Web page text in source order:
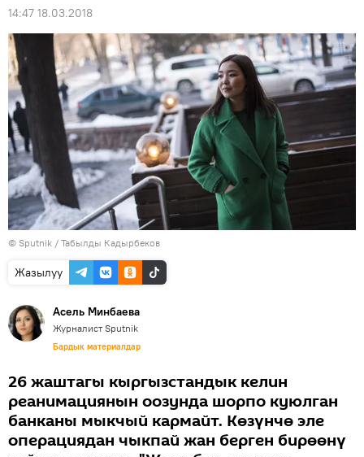
14:47 18.03.2018
© Sputnik / Табылды Кадырбеков
Жазылуу
Асель Минбаева
Журналист Sputnik
Бардык материалдар
26 жаштагы кыргызстандык келин
реанимациянын оозунда шорпо куюлган
банканы мыкчый кармайт. Көзүнчө эле
операциядан чыкпай жан берген бирөөнү